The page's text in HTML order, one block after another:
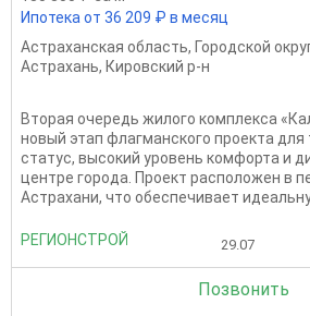
Ипотека от 36 209 ₽ в месяц
Астраханская область, Городской
Астрахань, Кировский р-н
Вторая очередь жилого комплекса
новый этап флагманского проекта для
статус, высокий уровень комфорта и
центре города. Проект расположен в
Астрахани, что обеспечивает
РЕГИОНСТРОЙ 29.07
Позвонить